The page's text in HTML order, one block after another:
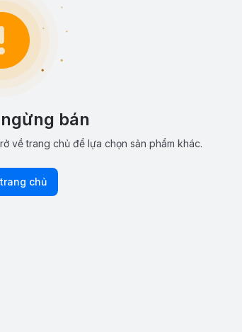
bán
về trang chủ để lựa chọn sản phẩm khác.
chủ